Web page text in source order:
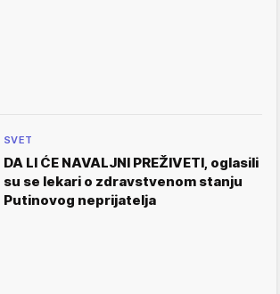
SVET
DA LI ĆE NAVALJNI PREŽIVETI, oglasili
su se lekari o zdravstvenom stanju
Putinovog neprijatelja